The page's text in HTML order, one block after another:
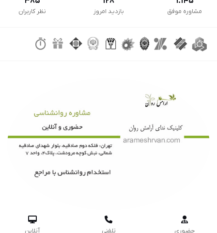
مشاوره موفق بازدید امروز نظر کاربران

حضوری

تلفنی

آنلاین